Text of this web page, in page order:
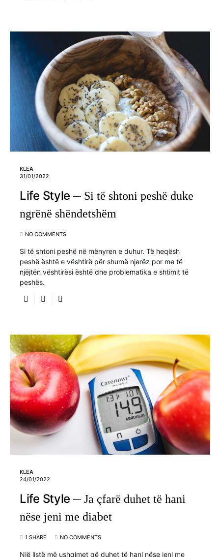
KLEA
31/01/2022
Life Style
Si të shtoni peshë duke
ngrënë shëndetshëm
NO COMMENTS
Si të shtoni peshë në mënyren e duhur. Të heqësh
peshë është e vështirë për shumë njerëz por me të
njëjtën vështirësi është dhe problematika e shtimit të
peshës.
KLEA
24/01/2022
Life Style
Ja çfarë duhet të hani
nëse jeni me diabet
1 SHARE NO COMMENTS
Një listë më ushqimet që duhet të hani nëse jeni me